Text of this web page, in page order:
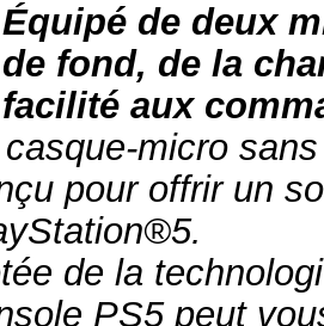
Équipé de deux
de fond, de la
facilité aux
micro
pour offrir un
de la
PS5 peut